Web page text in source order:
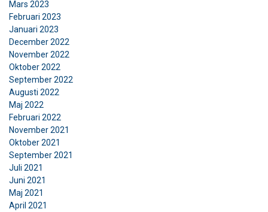
Mars 2023
Februari 2023
Januari 2023
December 2022
November 2022
Oktober 2022
September 2022
Augusti 2022
Maj 2022
Februari 2022
November 2021
Oktober 2021
September 2021
Juli 2021
Juni 2021
Maj 2021
April 2021
Denna webbplats använder
cookies
Vi använder cookies för att anpassa innehåll,
annonser och för att analysera vår trafik. Vi
delar också information om din användning av
vår webbplats med våra reklam- och
analyspartners som kan kombinera den med
annan information som du har tillhandahållit
dem eller som de har samlat in från din
användning av deras tjänster.